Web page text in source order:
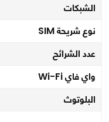
الشبكات
نوع شريحة SIM
عدد الشرائح
واي فاي Wi-Fi
البلوتوث